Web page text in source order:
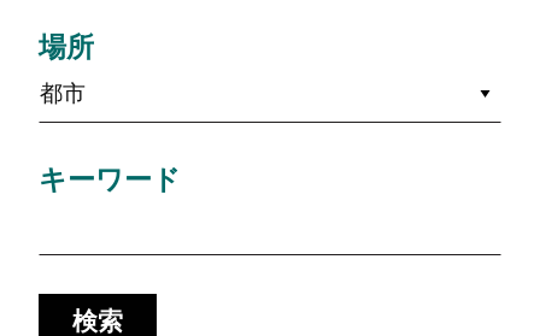
場所
都市
キーワード
検索